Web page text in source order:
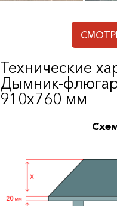
Технические
Дымник-
910х760 мм